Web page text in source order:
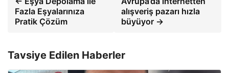
Fazla Eşyalarınıza
Pratik Çözüm
alışveriş pazarı hızla
büyüyor →
Tavsiye Edilen Haberler